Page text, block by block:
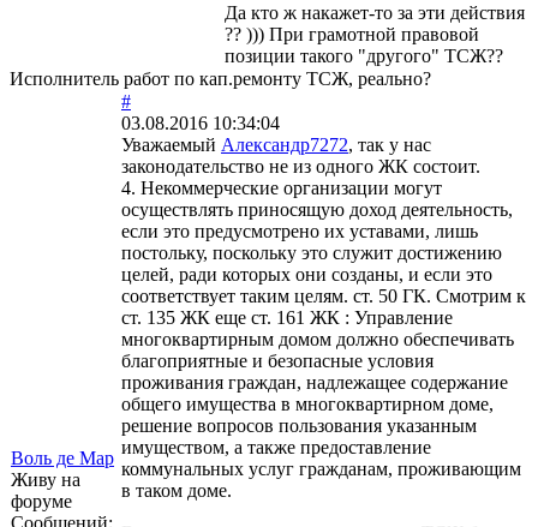
Да кто ж накажет-то за эти действия
?? ))) При грамотной правовой
позиции такого "другого" ТСЖ??
Исполнитель работ по кап.ремонту ТСЖ, реально?
Воль де Мар
Живу на
форуме
Сообщений:
#
03.08.2016 10:34:04
Уважаемый Александр7272, так у нас
законодательство не из одного ЖК состоит.
4. Некоммерческие организации могут
осуществлять приносящую доход деятельность,
если это предусмотрено их уставами, лишь
постольку, поскольку это служит достижению
целей, ради которых они созданы, и если это
соответствует таким целям. ст. 50 ГК. Смотрим к
ст. 135 ЖК еще ст. 161 ЖК : Управление
многоквартирным домом должно обеспечивать
благоприятные и безопасные условия
проживания граждан, надлежащее содержание
общего имущества в многоквартирном доме,
решение вопросов пользования указанным
имуществом, а также предоставление
коммунальных услуг гражданам, проживающим
в таком доме.